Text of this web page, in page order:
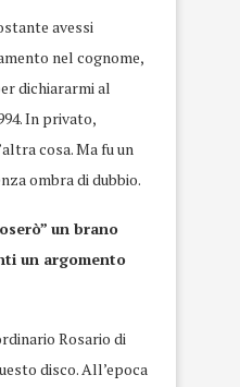
avessi
nel cognome,
dichiararmi al
In privato,
cosa. Ma fu un
ombra di dubbio.
un brano
un argomento
Rosario di
disco. All’epoca